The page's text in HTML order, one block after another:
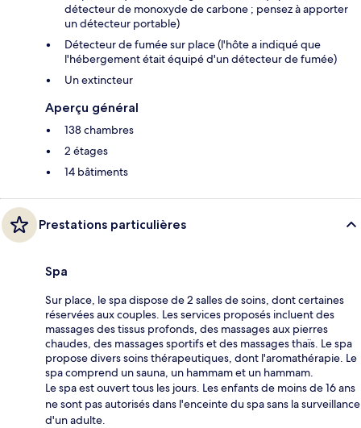
détecteur de monoxyde de carbone ; pensez à apporter
un détecteur portable)
Détecteur de fumée sur place (l'hôte a indiqué que
l'hébergement était équipé d'un détecteur de fumée)
Un extincteur
Aperçu général
138 chambres
2 étages
14 bâtiments
Prestations particulières
Spa
Sur place, le spa dispose de 2 salles de soins, dont certaines
réservées aux couples. Les services proposés incluent des
massages des tissus profonds, des massages aux pierres
chaudes, des massages sportifs et des massages thaïs. Le spa
propose divers soins thérapeutiques, dont l'aromathérapie. Le
spa comprend un sauna, un hammam et un hammam.
Le spa est ouvert tous les jours. Les enfants de moins de 16 ans
ne sont pas autorisés dans l'enceinte du spa sans la surveillance
d'un adulte.